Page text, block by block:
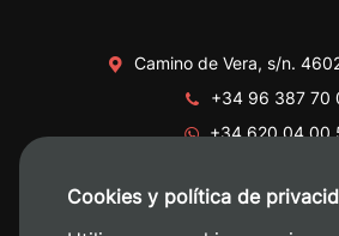
Camino de Vera, s/n.
+34 96 387 70
+34 620 04 00
Cookies y política de